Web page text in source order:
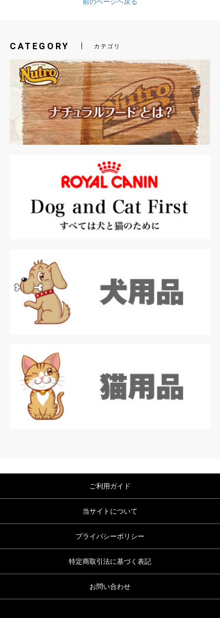
前のページヘ戻る
CATEGORY カテゴリ
ご利用ガイド
当サイトについて
プライバシーポリシー
特定商取引法に基づく表記
お問い合わせ